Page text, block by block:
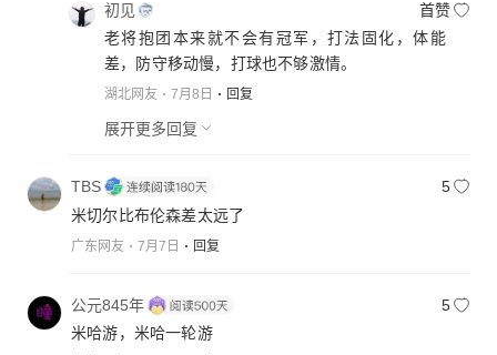
初见
首赞
老将抱团本来就不会有冠军，打法固化，体能
差，防守移动慢，打球也不够激情。
湖北网友 7月8日 回复
展开更多回复
TBS
5
米切尔比布伦森差太远了
广东网友 7月7日 回复
公元845年
5
米哈游，米哈一轮游